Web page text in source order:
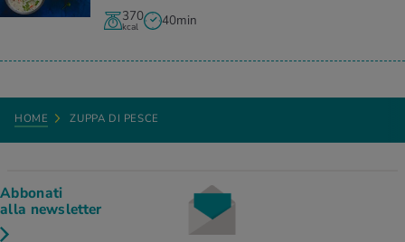
370
kcal 40min
HOME ZUPPA DI PESCE
Abbonati
alla newsletter